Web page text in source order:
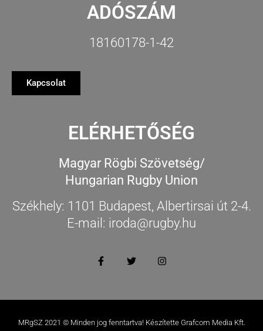
ADÓSZÁM
18160178-1-42
Kapcsolat
ELÉRHETŐSÉG
Magyar Rögbi Szövetség/
Hungarian Rugby Union
Székhely: 1101 Budapest, Albertirsai út 2-4.
E-mail: iroda@rugby.hu
MRgSZ 2021 © Minden jog fenntartva! Készítette Grafcom Media Kft.